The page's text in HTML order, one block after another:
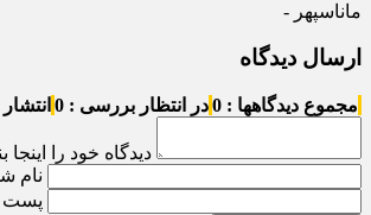
ماناسپهر -
ارسال دیدگاه
مجموع دیدگاهها : 0 در انتظار بررسی : 0 انتشار
دیدگاه خود را اینجا
نام
پست